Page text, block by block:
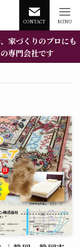
CONTACT MENU
家づくりのプロにも
専門会社です